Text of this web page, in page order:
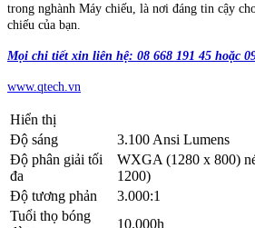
trong nghành Máy chiếu, là nơi đáng tin cậy
chiếu của bạn.
Mọi chi tiết xin liên hệ: 08 668 191 45 hoặc
www.qtech.vn
Hiển thị
Độ sáng
3.100 Ansi Lumens
Độ phân giải tối
đa
WXGA (1280 x 800)
1200)
Độ tương phản
3.000:1
Tuổi thọ bóng
10.000h